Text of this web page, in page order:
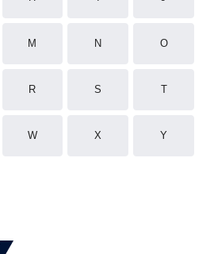
M N O
R S T
W X Y